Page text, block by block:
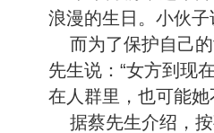
浪漫的生日。小伙
而为了保护自己
先生说：“女方到现
在人群里，也可能她
据蔡先生介绍，